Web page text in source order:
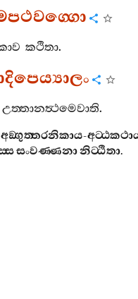
කථිතා.
උත‍්තානත්‍ථමෙවාති.
අඞ‍්ගුත‍්තරනිකාය-
සංවණ‍්ණනානිට‍්ඨිතා.